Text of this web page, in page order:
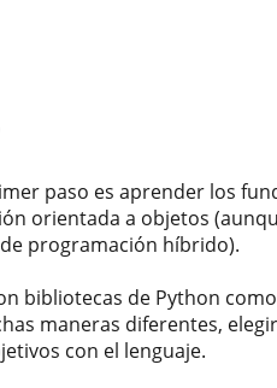
paso es aprender los
orientada a objetos
programación híbrido).
bibliotecas de Python
maneras diferentes,
con el lenguaje.